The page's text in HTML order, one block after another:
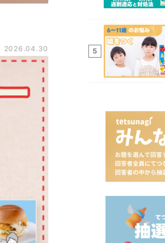
2026.04.30 5